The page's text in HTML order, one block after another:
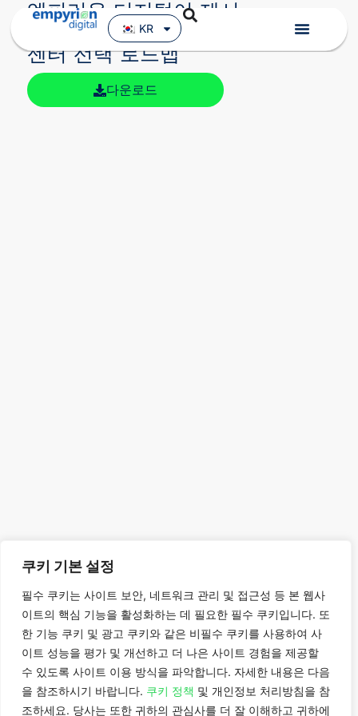
쿠키 기본 설정
필수 쿠키는 사이트 보안, 네트워크 관리 및 접근성 등 본 웹사
이트의 핵심 기능을 활성화하는 데 필요한 필수 쿠키입니다. 또
한 기능 쿠키 및 광고 쿠키와 같은 비필수 쿠키를 사용하여 사
이트 성능을 평가 및 개선하고 더 나은 사이트 경험을 제공할
수 있도록 사이트 이용 방식을 파악합니다. 자세한 내용은 다음
을 참조하시기 바랍니다. 쿠키 정책 및 개인정보 처리방침을 참
조하세요. 당사는 또한 귀하의 관심사를 더 잘 이해하고 귀하에
KR
엠피리온 디지털이 제시
하는 AI-Ready 데이터
센터 선택 로드맵
다운로드